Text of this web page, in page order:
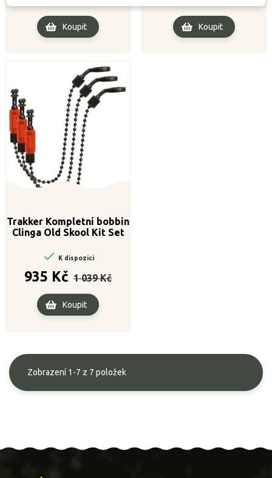
Koupit Koupit
Trakker Kompletní bobbin
Clinga Old Skool Kit Set
 K dispozici
935 Kč
cena
1 039 Kč
Koupit
Zobrazení 1-7 z 7 položek